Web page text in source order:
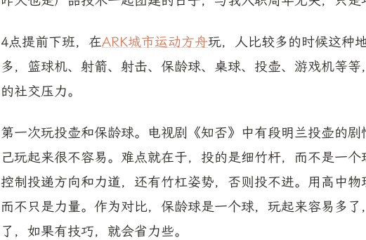
4点提前下班，在ARK城市运动方舟玩，人比较多的时候这种
多，篮球机、射箭、射击、保龄球、桌球、投壶、游戏机等
的社交压力。
第一次玩投壶和保龄球。电视剧《知否》中有段明兰投壶的剧
己玩起来很不容易。难点就在于，投的是细竹杆，而不是一
控制投递方向和力道，还有竹杠姿势，否则投不进。用高中物
而不只是力量。作为对比，保龄球是一个球，玩起来容易多
了，如果有技巧，就会省力些。